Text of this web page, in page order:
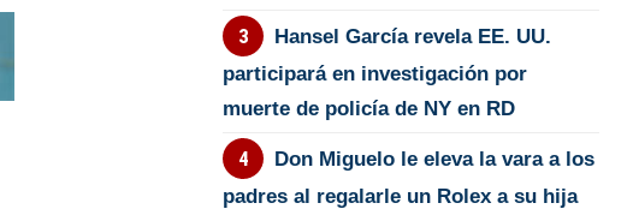
Hansel García revela EE. UU.
participará en investigación por
muerte de policía de NY en RD
Don Miguelo le eleva la vara a los
padres al regalarle un Rolex a su hija